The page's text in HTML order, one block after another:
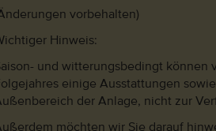
vorbehalten)
Hinweis:
und witterungsbedingt können
einige Ausstattungen
der Anlage, nicht zur
möchten wir Sie darauf